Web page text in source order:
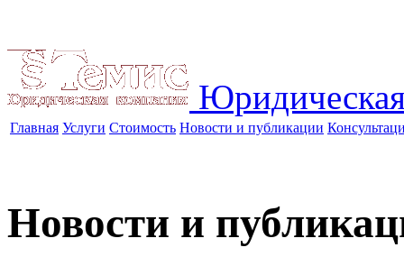
Главная Услуги Стоимость Новости и публикации
Новости и